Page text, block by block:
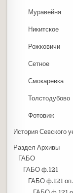
Муравейня
Никитское
Рожковичи
Сетное
Смокаревка
Толстодубово
Фотовиж
История Севского
Раздел Архивы
ГАБО
ГАБО ф.121
ГАБО ф.121